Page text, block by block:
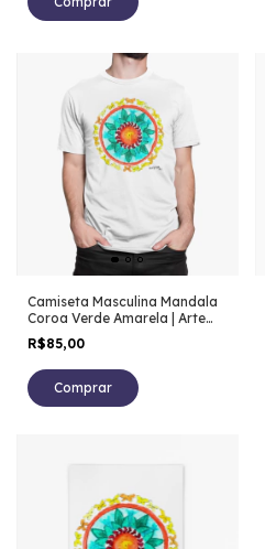
Camiseta Masculina Mandala
Coroa Verde Amarela | Arte
em Aquarela | 100% Algodão
R$85,00
Comprar